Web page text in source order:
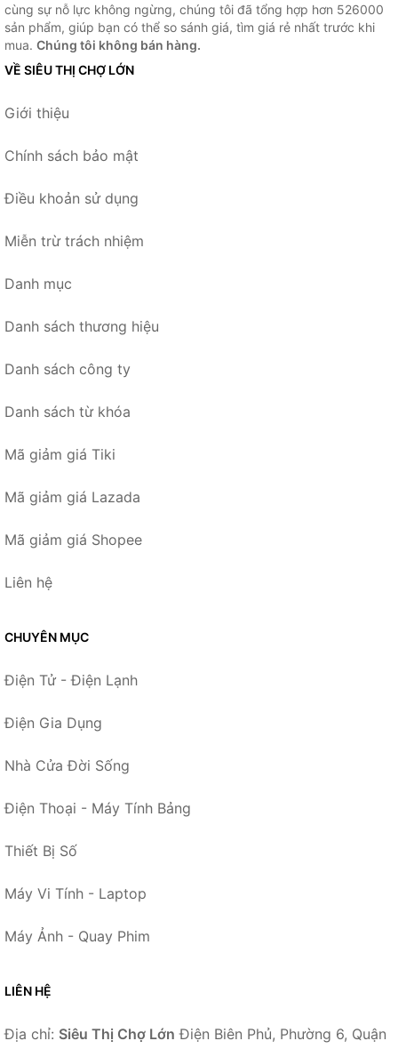
cùng sự nỗ lực không ngừng, chúng tôi đã tổng hợp hơn 526000
sản phẩm, giúp bạn có thể so sánh giá, tìm giá rẻ nhất trước khi
mua. Chúng tôi không bán hàng.
VỀ SIÊU THỊ CHỢ LỚN
Giới thiệu
Chính sách bảo mật
Điều khoản sử dụng
Miễn trừ trách nhiệm
Danh mục
Danh sách thương hiệu
Danh sách công ty
Danh sách từ khóa
Mã giảm giá Tiki
Mã giảm giá Lazada
Mã giảm giá Shopee
Liên hệ
CHUYÊN MỤC
Điện Tử - Điện Lạnh
Điện Gia Dụng
Nhà Cửa Đời Sống
Điện Thoại - Máy Tính Bảng
Thiết Bị Số
Máy Vi Tính - Laptop
Máy Ảnh - Quay Phim
LIÊN HỆ
Địa chỉ: Siêu Thị Chợ Lớn Điện Biên Phủ, Phường 6, Quận